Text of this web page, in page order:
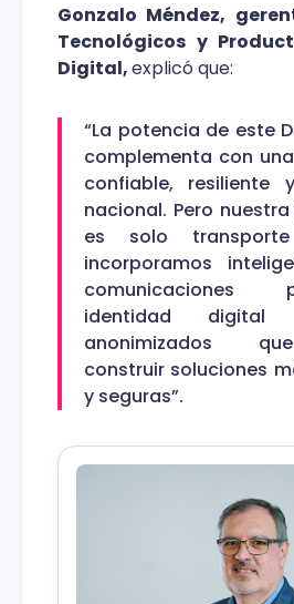
Gonzalo Méndez,
Tecnológicos y
Digital,explicó que:
“La potencia de este
complementa con
confiable, resiliente
nacional. Pero
es solo
incorporamos
comunicaciones
identidad
anonimizados
construir soluciones
y seguras”.